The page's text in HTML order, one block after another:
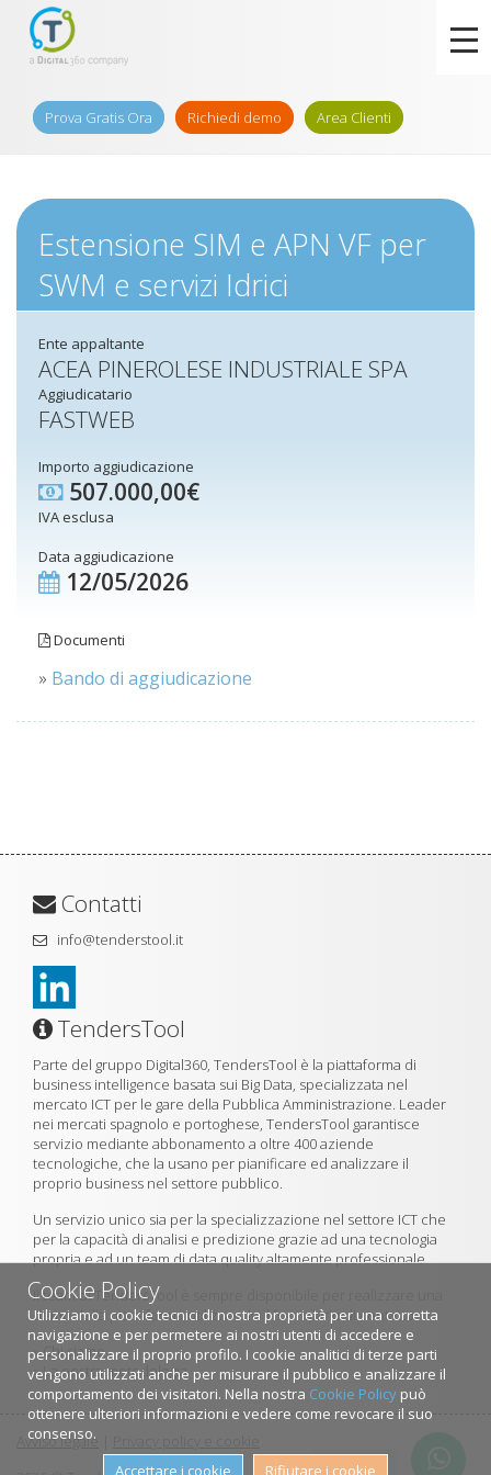
Prova Gratis Ora Richiedi demo Area Clienti
Cookie Policy
Utilizziamo i cookie tecnici di nostra proprietà per una corretta
navigazione e per permetere ai nostri utenti di accedere e
personalizzare il proprio profilo. I cookie analitici di terze parti
vengono utilizzati anche per misurare il pubblico e analizzare il
comportamento dei visitatori. Nella nostra Cookie Policy può
ottenere ulteriori informazioni e vedere come revocare il suo
consenso.
Accettare i cookie
Rifiutare i cookie
Estensione SIM e APN VF per
SWM e servizi Idrici
Ente appaltante
ACEA PINEROLESE INDUSTRIALE SPA
Aggiudicatario
FASTWEB
Importo aggiudicazione
507.000,00€
IVA esclusa
Data aggiudicazione
12/05/2026
Documenti
» Bando di aggiudicazione
Contatti
info@tenderstool.it
TendersTool
Parte del gruppo Digital360, TendersTool è la piattaforma di
business intelligence basata sui Big Data, specializzata nel
mercato ICT per le gare della Pubblica Amministrazione. Leader
nei mercati spagnolo e portoghese, TendersTool garantisce
servizio mediante abbonamento a oltre 400 aziende
tecnologiche, che la usano per pianificare ed analizzare il
proprio business nel settore pubblico.
Un servizio unico sia per la specializzazione nel settore ICT che
per la capacità di analisi e predizione grazie ad una tecnologia
propria e ad un team di data quality altamente professionale.
Il team di TendersTool è sempre disponibile per realizzare una
demo della piattaforma utilizzando il formulario di contatto.
»Chi siamo
»La nostra metodologia
Avviso legale
Contattaci